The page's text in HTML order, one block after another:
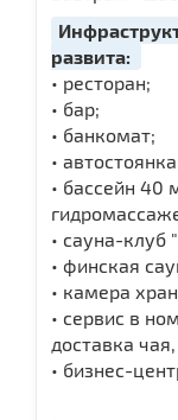
развита:
• ресторан;
• бар;
• банкомат;
•
• бассейн 40
• сауна-клуб
• финская
• камера
• сервис в
доставка
• бизнес-